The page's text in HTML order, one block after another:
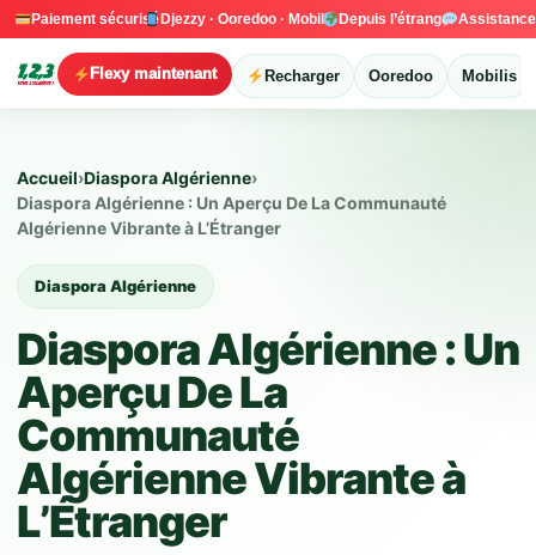
Paiement sécurisé Djezzy · Ooredoo · Mobilis Depuis l’étranger
Recharger Ooredoo Mobilis
Flexy maintenant
Accueil›Diaspora Algérienne›
Diaspora Algérienne : Un Aperçu De La Communauté
Algérienne Vibrante à L’Étranger
Diaspora Algérienne
Diaspora Algérienne : Un
Aperçu De La
Communauté
Algérienne Vibrante à
L’Étranger